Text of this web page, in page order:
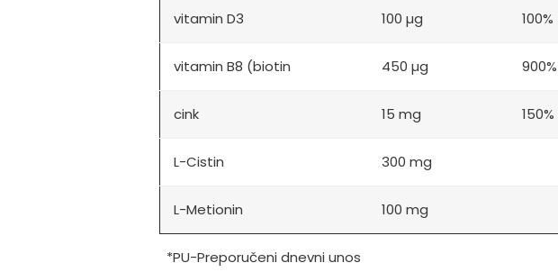
vitamin D3 100 µg 100%
vitamin B8 (biotin 450 µg 900%
cink 15 mg 150%
L-Cistin 300 mg
L-Metionin 100 mg
*PU-Preporučeni dnevni unos